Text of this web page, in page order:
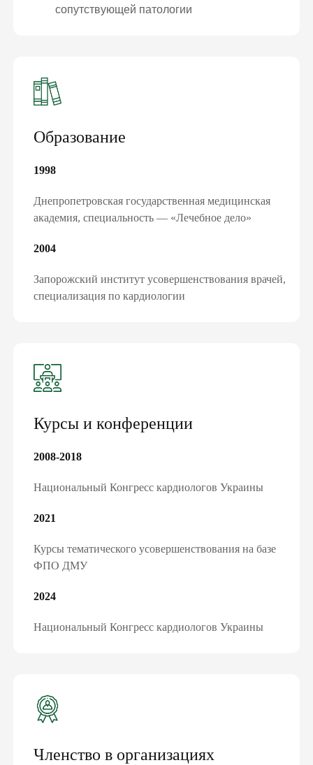
сопутствующей патологии
Образование
1998
Днепропетровская государственная медицинская
академия, специальность — «Лечебное дело»
2004
Запорожский институт усовершенствования врачей,
специализация по кардиологии
Курсы и конференции
2008-2018
Национальный Конгресс кардиологов Украины
2021
Курсы тематического усовершенствования на базе
ФПО ДМУ
2024
Национальный Конгресс кардиологов Украины
Членство в организациях
БЕСПЛАТНО:
базовые анализы
электронные направления
вакцинацию и др.